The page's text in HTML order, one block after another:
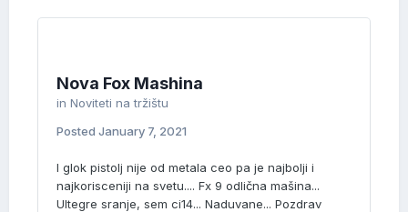
Nova Fox Mashina
in Noviteti na tržištu
Posted January 7, 2021
I glok pistolj nije od metala ceo pa je najbolji i
najkorisceniji na svetu.... Fx 9 odlična mašina...
Ultegre sranje, sem ci14... Naduvane... Pozdrav